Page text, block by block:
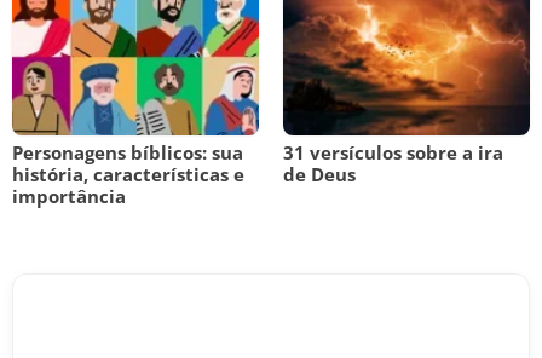
Personagens bíblicos: sua
história, características e
importância
31 versículos sobre a ira
de Deus